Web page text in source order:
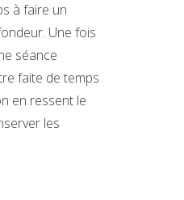
à faire un
Une fois
séance
faite de temps
en ressent le
les